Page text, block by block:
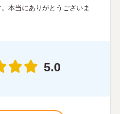
本当にありがとうございま
5.0